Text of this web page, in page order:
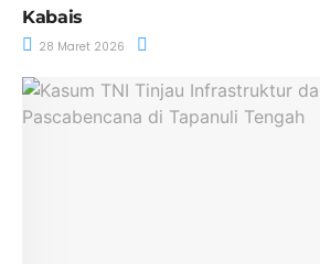
Kabais
28 Maret 2026